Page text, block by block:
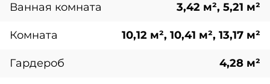
Ванная комната 3,42 м², 5,21 м²
Комната 10,12 м², 10,41 м², 13,17 м²
Гардероб 4,28 м²